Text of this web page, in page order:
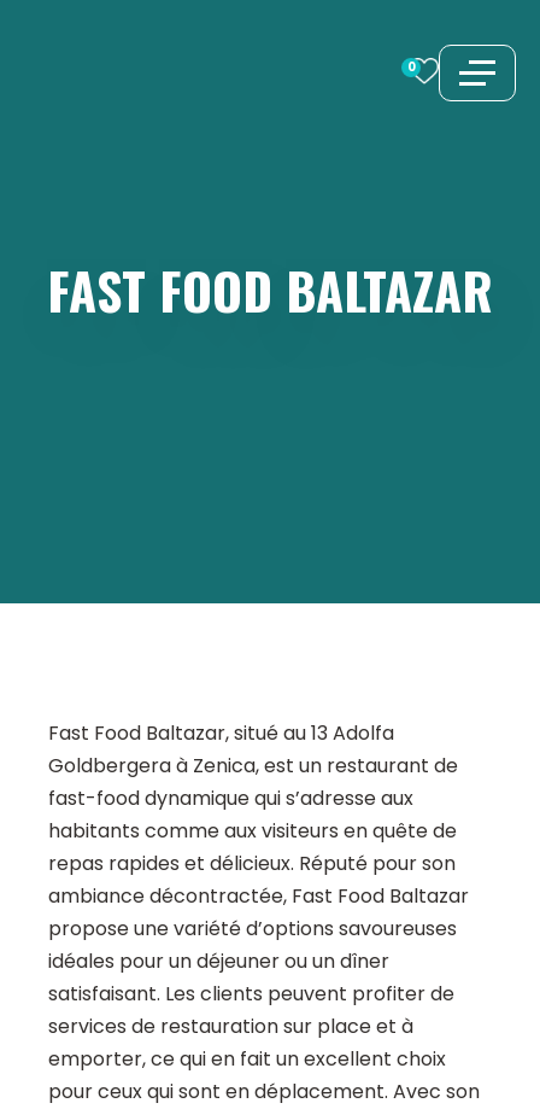
0
FAST FOOD BALTAZAR
Fast Food Baltazar, situé au 13 Adolfa
Goldbergera à Zenica, est un restaurant de
fast-food dynamique qui s’adresse aux
habitants comme aux visiteurs en quête de
repas rapides et délicieux. Réputé pour son
ambiance décontractée, Fast Food Baltazar
propose une variété d’options savoureuses
idéales pour un déjeuner ou un dîner
satisfaisant. Les clients peuvent profiter de
services de restauration sur place et à
emporter, ce qui en fait un excellent choix
pour ceux qui sont en déplacement. Avec son